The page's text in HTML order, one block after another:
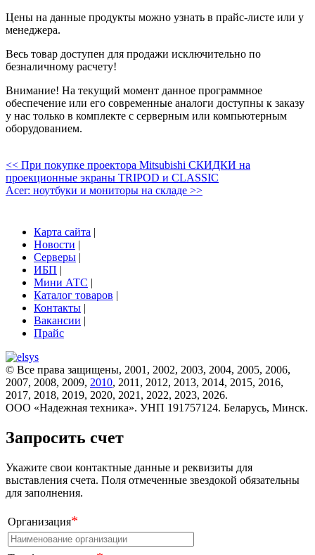
Цены на данные продукты можно узнать в прайс-листе или у
менеджера.
Весь товар доступен для продажи исключительно по
безналичному расчету!
Внимание! На текущий момент данное программное
обеспечение или его современные аналоги доступны к заказу
у нас только в комплекте с серверным или компьютерным
оборудованием.
<< При покупке проектора Mitsubishi СКИДКИ на
проекционные экраны TRIPOD и CLASSIC
Acer: ноутбуки и мониторы на складе >>
Карта сайта |
Новости |
Серверы |
ИБП |
Мини АТС |
Каталог товаров |
Контакты |
Вакансии |
Прайс
© Все права защищены, 2001, 2002, 2003, 2004, 2005, 2006,
2007, 2008, 2009, 2010, 2011, 2012, 2013, 2014, 2015, 2016,
2017, 2018, 2019, 2020, 2021, 2022, 2023, 2026.
ООО «Надежная техника». УНП 191757124. Беларусь, Минск.
Запросить счет
Укажите свои контактные данные и реквизиты для
выставления счета. Поля отмеченные звездокой обязательны
для заполнения.
Организация*